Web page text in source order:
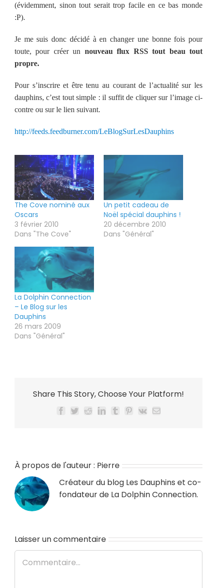
(évidemment, sinon tout serait trop facile en ce bas monde
:P).
Je me suis donc décidé à en changer une bonne fois pour
toute, pour créer un nouveau flux RSS tout beau tout
propre.
Pour s’inscrire et être tenu au courant de l’actualité sur les
dauphins,c’est tout simple : il suffit de cliquer sur l’image ci-
contre ou sur le lien suivant.
http://feeds.feedburner.com/LeBlogSurLesDauphins
The Cove nominé aux
Oscars
3 février 2010
Dans "The Cove"
Un petit cadeau de
Noël spécial dauphins !
20 décembre 2010
Dans "Général"
La Dolphin Connection
– Le Blog sur les
Dauphins
26 mars 2009
Dans "Général"
Share This Story, Choose Your Platform!
Facebook
TwitterRedditLinkedIn
TumblrPinterest
Vk Email
À propos de l'auteur : Pierre
Créateur du blog Les Dauphins et co-
fondateur de La Dolphin Connection.
Laisser un commentaire
Commentaire